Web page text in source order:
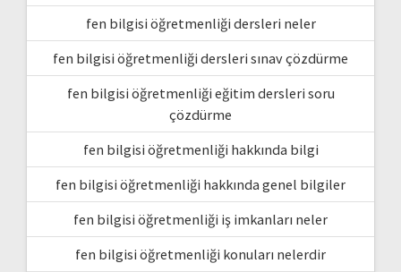
fen bilgisi öğretmenliği dersleri neler
fen bilgisi öğretmenliği dersleri sınav çözdürme
fen bilgisi öğretmenliği eğitim dersleri soru
çözdürme
fen bilgisi öğretmenliği hakkında bilgi
fen bilgisi öğretmenliği hakkında genel bilgiler
fen bilgisi öğretmenliği iş imkanları neler
fen bilgisi öğretmenliği konuları nelerdir